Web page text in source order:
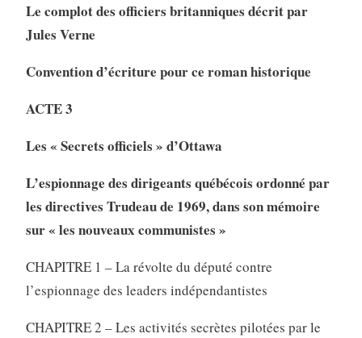
Le complot des officiers britanniques décrit par
Jules Verne
Convention d’écriture pour ce roman historique
ACTE 3
Les « Secrets officiels » d’Ottawa
L’espionnage des dirigeants québécois ordonné par
les directives Trudeau de 1969, dans son mémoire
sur « les nouveaux communistes »
CHAPITRE 1 – La révolte du député contre
l’espionnage des leaders indépendantistes
CHAPITRE 2 – Les activités secrètes pilotées par le